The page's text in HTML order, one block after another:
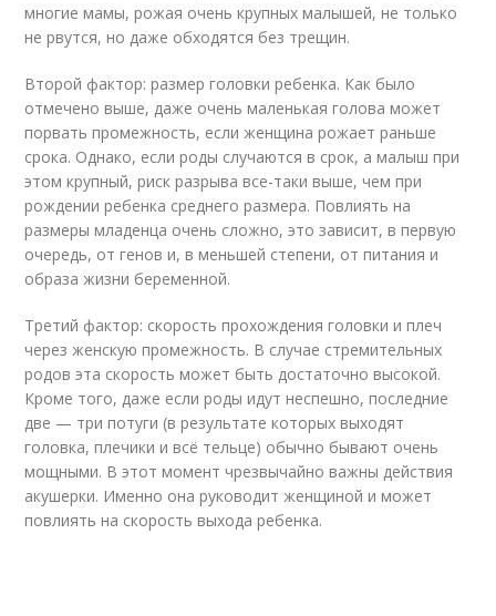
многие мамы, рожая очень крупных малышей, не только
не рвутся, но даже обходятся без трещин.
Второй фактор: размер головки ребенка. Как было
отмечено выше, даже очень маленькая голова может
порвать промежность, если женщина рожает раньше
срока. Однако, если роды случаются в срок, а малыш при
этом крупный, риск разрыва все-таки выше, чем при
рождении ребенка среднего размера. Повлиять на
размеры младенца очень сложно, это зависит, в первую
очередь, от генов и, в меньшей степени, от питания и
образа жизни беременной.
Третий фактор: скорость прохождения головки и плеч
через женскую промежность. В случае стремительных
родов эта скорость может быть достаточно высокой.
Кроме того, даже если роды идут неспешно, последние
две — три потуги (в результате которых выходят
головка, плечики и всё тельце) обычно бывают очень
мощными. В этот момент чрезвычайно важны действия
акушерки. Именно она руководит женщиной и может
повлиять на скорость выхода ребенка.